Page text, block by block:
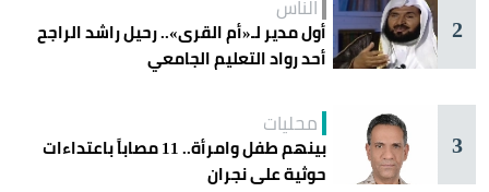
2
الناس
أول مدير لـ«أم القرى».. رحيل راشد الراجح
أحد رواد التعليم الجامعي
3
محليات
بينهم طفل وامرأة.. 11 مصاباً باعتداءات
حوثية على نجران